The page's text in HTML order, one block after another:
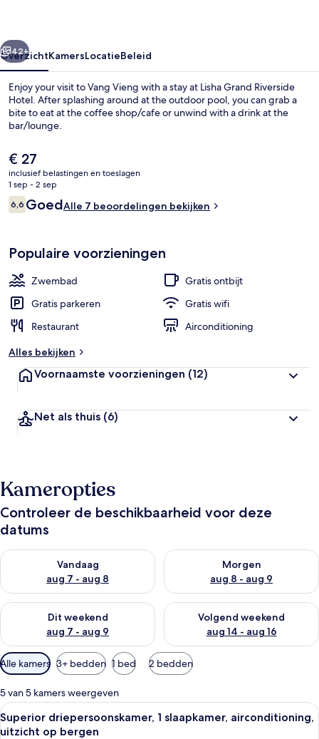
Familiekamer | Balkon
Volgende
42+
OverzichtKamersLocatieBeleid
Enjoy your visit to Vang Vieng with a stay at Lisha Grand Riverside
Hotel. After splashing around at the outdoor pool, you can grab a
bite to eat at the coffee shop/cafe or unwind with a drink at the
bar/lounge.
De
huidige
prijs
is
€ 27
€ 27
inclusief belastingen en toeslagen
1 sep - 2 sep
Beoordelingen
6,66,6 op 10 –
GoedAlle 7 beoordelingen bekijken
Populaire voorzieningen
Zwembad
Gratis ontbijt
Gratis parkeren
Gratis wifi
Restaurant
Airconditioning
Alles bekijken
Voornaamste voorzieningen (12)
Net als thuis (6)
Kameropties
Controleer de beschikbaarheid voor deze
datums
Vandaag
aug 7 - aug 8
De beschikbaarheid controleren voor vanavond aug 7 - aug 8
Morgen
aug 8 - aug 9
De beschikbaarheid
Dit weekend
aug 7 - aug 9
De beschikbaarheid controleren voor dit weekend aug 7 -
Volgend weekend
aug 14 - aug 16
De beschikbaarheid
Beschikbare
filters
voor
kamers
Alle kamers 3+ bedden 1 bed 2 bedden
5 van 5 kamers weergeven
Alle
foto's
Een hotelkamer met drie
4
Superior driepersoonskamer, 1 slaapkamer, airconditioning,
uitzicht op bergen